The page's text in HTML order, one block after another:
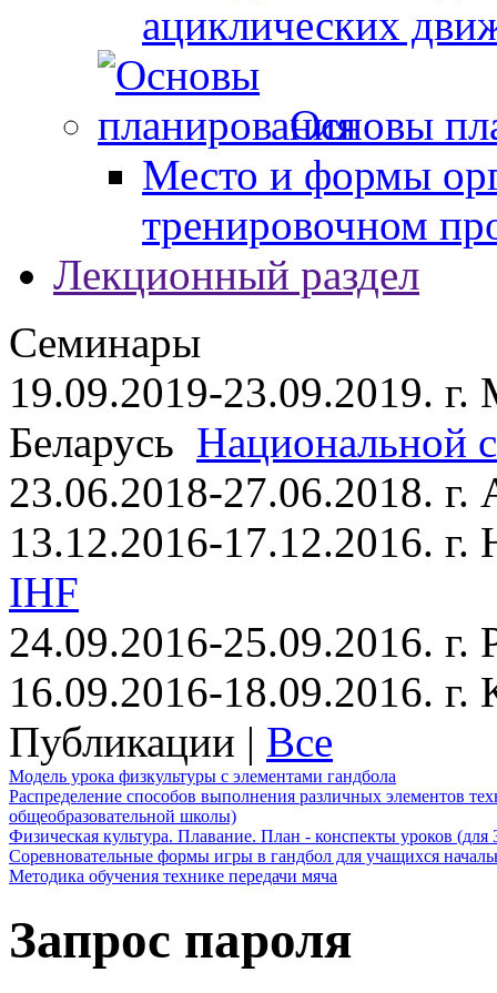
ациклических
Основы
Место и формы
тренировочном
Лекционный раздел
Семинары
19.09.2019-23.09.2019. г.
Беларусь Национальной
23.06.2018-27.06.2018.
13.12.2016-17.12.2016.
IHF
24.09.2016-25.09.2016. г.
16.09.2016-18.09.2016.
Публикации | Все
Модель урока физкультуры с элементами гандбола
Распределение способов выполнения различных элементов
общеобразовательной школы)
Физическая культура. Плавание. План - конспекты уроков (для
Соревновательные формы игры в гандбол для учащихся
Методика обучения технике передачи мяча
Запрос пароля